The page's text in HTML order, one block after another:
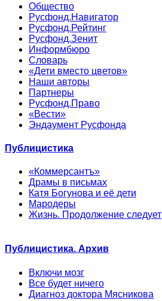
Общество
Русфонд.Навигатор
Русфонд.Рейтинг
Русфонд.Зенит
Информбюро
Словарь
«Дети вместо цветов»
Наши авторы
Партнеры
Русфонд.Право
«Вести»
Эндаумент Русфонда
Публицистика
«Коммерсантъ»
Драмы в письмах
Катя Богунова и её дети
Мародеры
Жизнь. Продолжение следует
Публицистика. Архив
Включи мозг
Все будет ничего
Диагноз доктора Мясникова